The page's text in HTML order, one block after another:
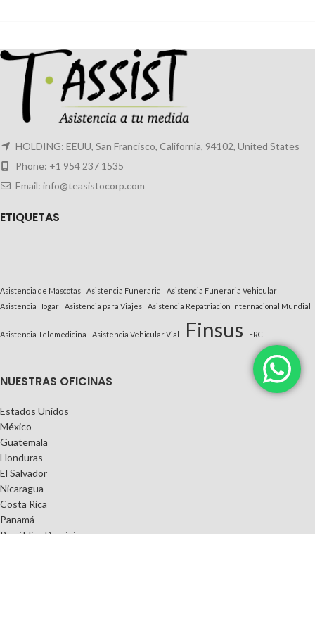
HOLDING: EEUU, San Francisco, California, 94102, United States
Phone: +1 954 237 1535
Email: info@teasistocorp.com
ETIQUETAS
Asistencia de Mascotas Asistencia Funeraria
Asistencia Funeraria Vehicular
Asistencia Hogar
Asistencia para Viajes Asistencia Repatriación Internacional Mundial
Asistencia Telemedicina Asistencia Vehicular Vial Finsus FRC
NUESTRAS OFICINAS
Estados Unidos
México
Guatemala
Honduras
El Salvador
Nicaragua
Costa Rica
Panamá
República Dominicana